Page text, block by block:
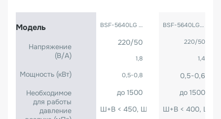
Модель
Напряжение
(B/A)
Мощность (кВт)
Необходимое
для работы
давление
BSF-5640LG (Customization H 120)
220/50
1,8
0,5-0,8
до 1500
Ш+В < 450, Ш < 400, В < 120, Д <
BSF-5640LG-E
220/50
1,4
0,5-0,6
до 1500
Ш+В < 400, Ш <